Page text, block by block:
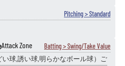
Pitching > Standard
Attack Zone Batting > Swing/Take Value
球,誘い球,明らかなボール球）ご